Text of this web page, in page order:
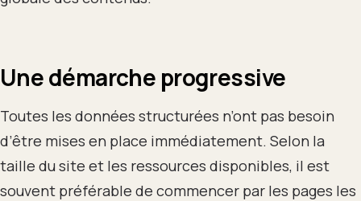
Une démarche progressive
Toutes les données structurées n’ont pas besoin
d’être mises en place immédiatement. Selon la
taille du site et les ressources disponibles, il est
souvent préférable de commencer par les pages les